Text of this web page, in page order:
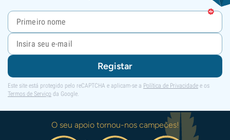
Registar
Este site está protegido pelo reCAPTCHA e aplicam-se a Política de Privacidade e os
Termos de Serviço da Google.
O seu apoio tornou-nos campeões!